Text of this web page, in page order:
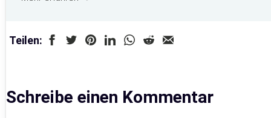
Teilen:
Schreibe einen Kommentar